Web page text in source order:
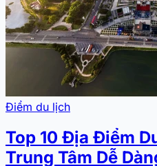
Điểm du lịch
Top 10 Địa Điểm
Trung Tâm Dễ